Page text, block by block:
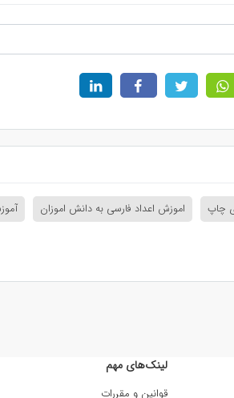
چاپ اموزش اعداد فارسی به دانش اموزان
آموزش
لینک‌های مهم
قوانین و مقررات